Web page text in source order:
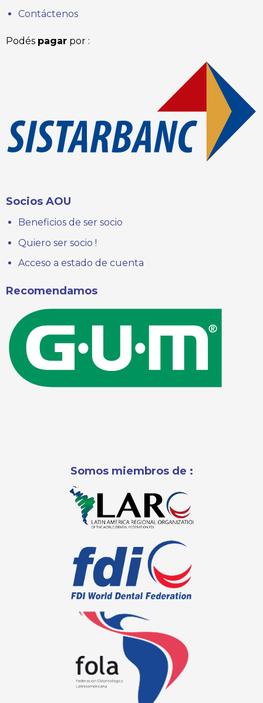
Contáctenos
Podés pagarpor :
Socios AOU
Beneficios de ser socio
Quiero ser socio !
Acceso a estado de cuenta
Recomendamos
Somos miembros de :